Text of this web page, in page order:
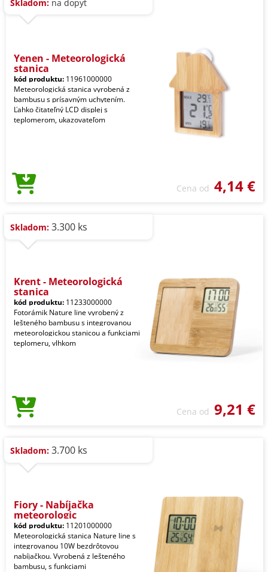
Skladom: na dopyt
Yenen - Meteorologická
stanica
kód produktu: 11961000000
Meteorologická stanica vyrobená z
bambusu s prísavným uchytením.
Ľahko čitateľný LCD displej s
teplomerom, ukazovateľom
Cena od 4,14 €
Skladom: 3.300 ks
Krent - Meteorologická
stanica
kód produktu: 11233000000
Fotorámik Nature line vyrobený z
lešteného bambusu s integrovanou
meteorologickou stanicou a funkciami
teplomeru, vlhkom
Cena od 9,21 €
Skladom: 3.700 ks
Fiory - Nabíjačka
meteorologic
kód produktu: 11201000000
Meteorologická stanica Nature line s
integrovanou 10W bezdrôtovou
nabíjačkou. Vyrobená z lešteného
bambusu, s funkciami